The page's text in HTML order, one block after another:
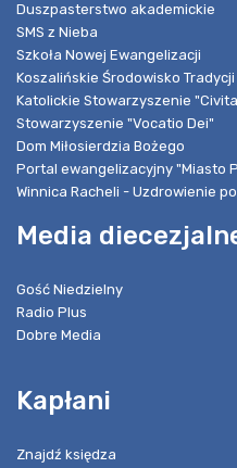
Duszpasterstwo akademickie
SMS z Nieba
Szkoła Nowej Ewangelizacji
Koszalińskie Środowisko
Katolickie Stowarzyszenie
Stowarzyszenie "Vocatio Dei"
Dom Miłosierdzia Bożego
Portal ewangelizacyjny "Miasto
Winnica Racheli - Uzdrowienie
Media
Gość Niedzielny
Radio Plus
Dobre Media
Kapłani
Znajdź księdza